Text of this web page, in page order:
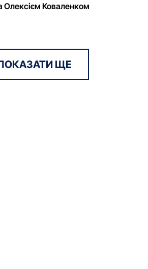
Олексієм Коваленком
ЩЕ